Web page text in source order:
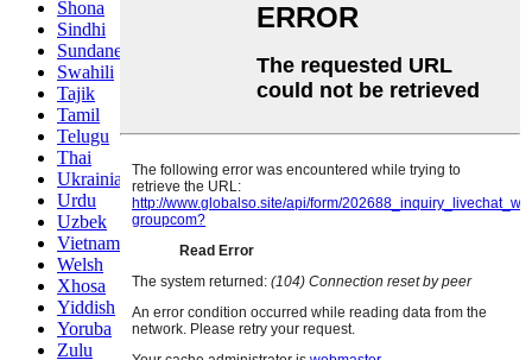
Shona
Sindhi
Sundanese
Swahili
Tajik
Tamil
Telugu
Thai
Ukrainian
Urdu
Uzbek
Vietnamese
Welsh
Xhosa
Yiddish
Yoruba
Zulu